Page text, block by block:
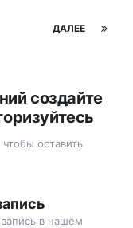
ДАЛЕЕ
создайте
оставить
в нашем